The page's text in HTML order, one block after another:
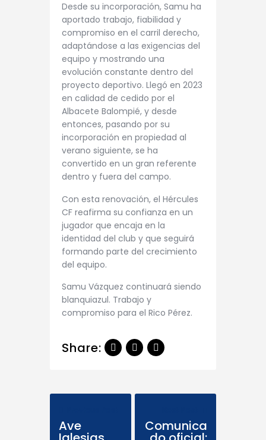
Desde su incorporación, Samu ha
aportado trabajo, fiabilidad y
compromiso en el carril derecho,
adaptándose a las exigencias del
equipo y mostrando una
evolución constante dentro del
proyecto deportivo. Llegó en 2023
en calidad de cedido por el
Albacete Balompié, y desde
entonces, pasando por su
incorporación en propiedad al
verano siguiente, se ha
convertido en un gran referente
dentro y fuera del campo.
Con esta renovación, el Hércules
CF reafirma su confianza en un
jugador que encaja en la
identidad del club y que seguirá
formando parte del crecimiento
del equipo.
Samu Vázquez continuará siendo
blanquiazul. Trabajo y
compromiso para el Rico Pérez.
Share:
Ave Comunica